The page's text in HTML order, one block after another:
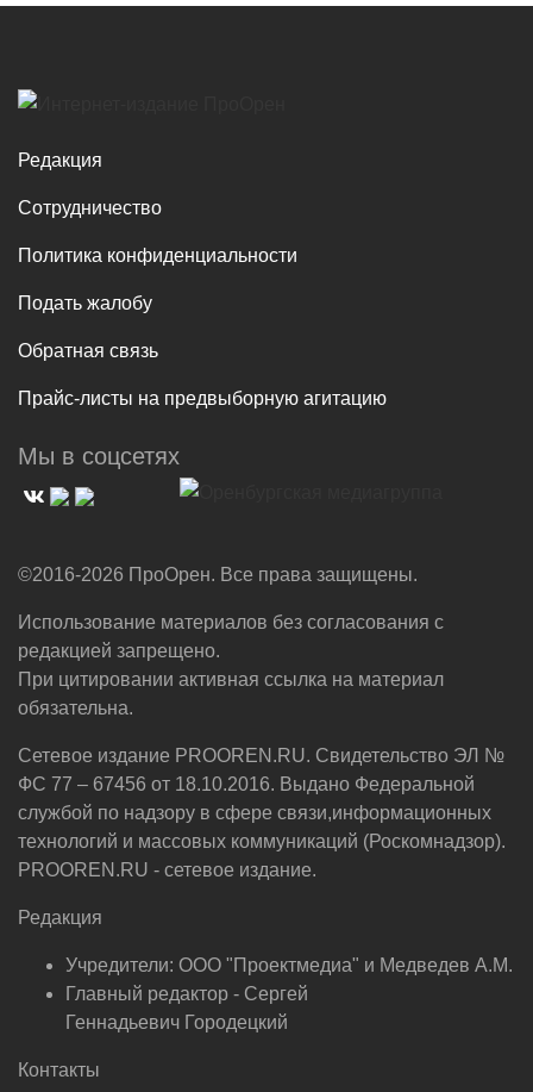
Редакция
Сотрудничество
Политика конфиденциальности
Подать жалобу
Обратная связь
Прайс-листы на предвыборную агитацию
Мы в соцсетях
©2016-2026 ПроОрен. Все права защищены.
Использование материалов без согласования с
редакцией запрещено.
При цитировании активная ссылка на материал
обязательна.
Сетевое издание PROOREN.RU. Свидетельство ЭЛ №
ФС 77 – 67456 от 18.10.2016. Выдано Федеральной
службой по надзору в сфере связи,информационных
технологий и массовых коммуникаций (Роскомнадзор).
PROOREN.RU - сетевое издание.
Редакция
Учредители: ООО "Проектмедиа" и Медведев А.М.
Главный редактор - Сергей
Геннадьевич Городецкий
Контакты